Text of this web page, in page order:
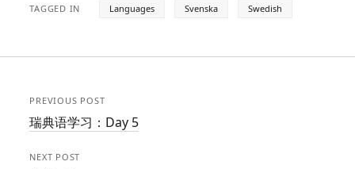
TAGGED IN Languages Svenska Swedish
PREVIOUS POST
瑞典语学习：Day 5
NEXT POST